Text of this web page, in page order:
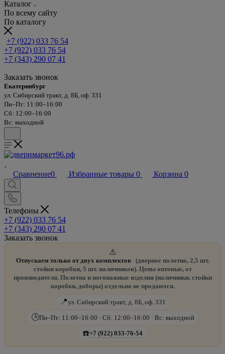
Каталог
По всему сайту
По каталогу
+7 (922) 033 76 54
+7 (922) 033 76 54
+7 (343) 290 07 41
Заказать звонок
Екатеринбург
ул. Сибирский тракт, д. 8Б, оф. 331
Пн–Пт: 11:00–16:00
Сб: 12:00–16:00
Вс: выходной
Сравнение0 Избранные товары 0 Корзина 0
Телефоны
+7 (922) 033 76 54
+7 (343) 290 07 41
Заказать звонок
⚠️
Отпускаем только от двух комплектов
(дверное полотно, 2,5 шт.
стойки коробки, 5 шт. наличников). Цены оптовые, от
производителя. Полотна и погонажные изделия (наличники, стойки
коробки, доборы) отдельно не продаются.
📍ул. Сибирский тракт, д. 8Б, оф. 331
🕒Пн–Пт: 11:00–16:00 · Сб: 12:00–16:00 · Вс: выходной
☎️+7 (922) 033-76-54